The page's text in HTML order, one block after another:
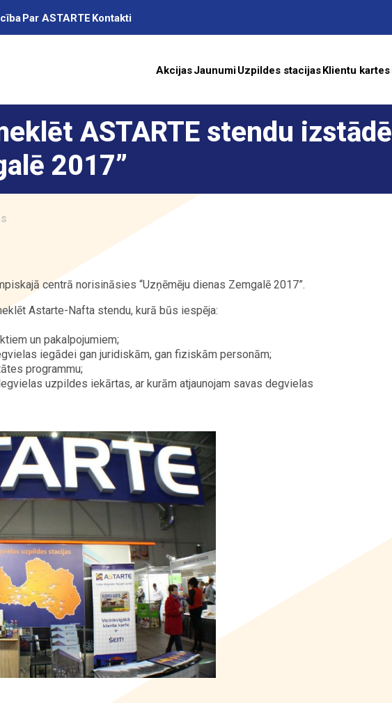
Par ASTARTE Kontakti
AkcijasJaunumiUzpildes stacijasKlientu kartes
stacijas
Pakalpojumi
Kontakti
ASTARTE stendu
2017”
centrā norisināsies “Uzņēmēju dienas Zemgalē 2017”.
Astarte-Nafta stendu, kurā būs iespēja:
un pakalpojumiem;
iegādei gan juridiskām, gan fiziskām personām;
programmu;
uzpildes iekārtas, ar kurām atjaunojam savas degvielas